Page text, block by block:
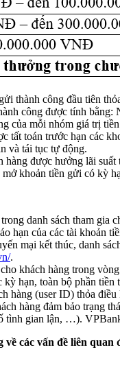
thành công đầu tiên
công được tính bằng:
của mỗi nhóm giá trị
tất toán trước hạn các
và tái tục tự động.
được hưởng lãi suất
khoản tiền gửi có kỳ
danh sách tham
hạn của các tài khoản
mại kết thúc, danh
.
khách hàng trong
hạn, toàn bộ phần
hàng (user ID) thỏa
hàng đảm bảo trạng
tình gian lận, …).
về các vấn đề liên